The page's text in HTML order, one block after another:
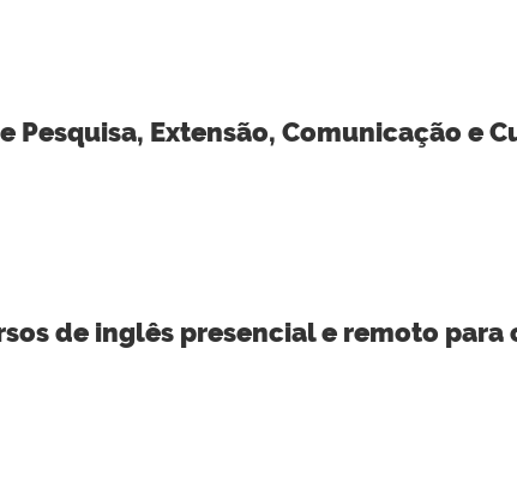
Extensão, Comunicação e
de inglês presencial e remoto